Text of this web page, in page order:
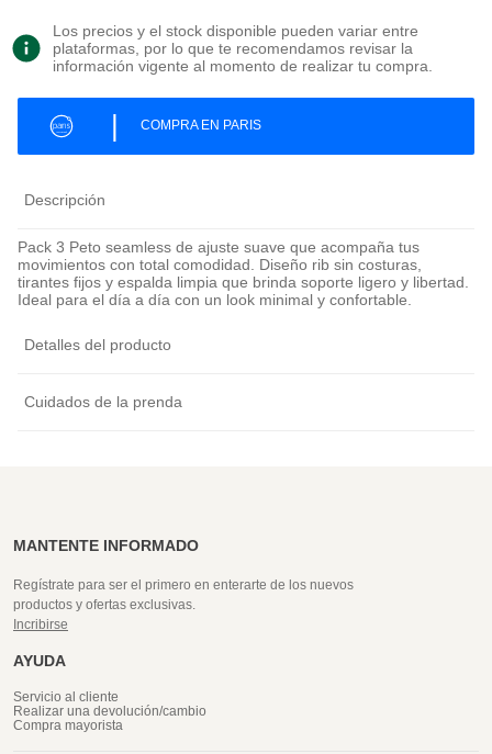
Los precios y el stock disponible pueden variar entre
plataformas, por lo que te recomendamos revisar la
información vigente al momento de realizar tu compra.
| COMPRA EN PARIS
Descripción
Pack 3 Peto seamless de ajuste suave que acompaña tus
movimientos con total comodidad. Diseño rib sin costuras,
tirantes fijos y espalda limpia que brinda soporte ligero y libertad.
Ideal para el día a día con un look minimal y confortable.
Detalles del producto
Cuidados de la prenda
MANTENTE INFORMADO
Regístrate para ser el primero en enterarte de los nuevos
productos y ofertas exclusivas.
Incribirse
AYUDA
Servicio al cliente
Realizar una devolución/cambio
Compra mayorista